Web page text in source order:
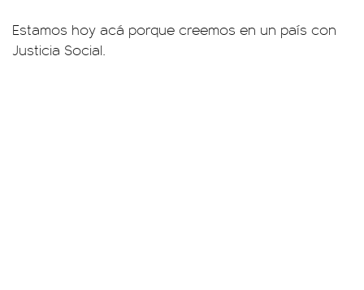
Estamos hoy acá porque creemos en un país con
Justicia Social.